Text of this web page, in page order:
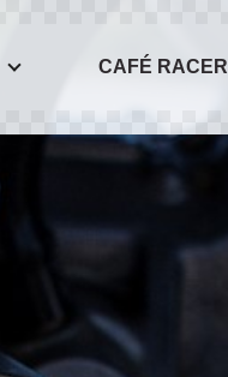
CAFÉ RACER